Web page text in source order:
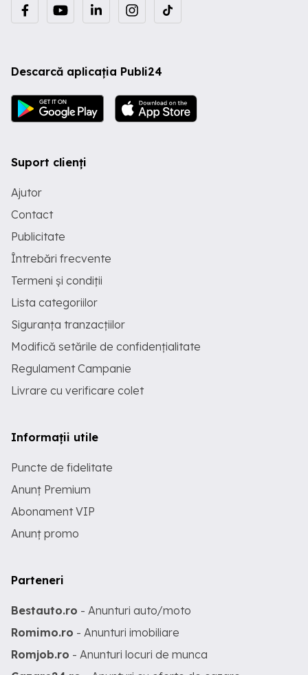
Descarcă aplicația Publi24
Suport clienți
Ajutor
Contact
Publicitate
Întrebări frecvente
Termeni și condiții
Lista categoriilor
Siguranța tranzacțiilor
Modifică setările de confidențialitate
Regulament Campanie
Livrare cu verificare colet
Informații utile
Puncte de fidelitate
Anunț Premium
Abonament VIP
Anunț promo
Parteneri
Bestauto.ro - Anunturi auto/moto
Romimo.ro - Anunturi imobiliare
Romjob.ro - Anunturi locuri de munca